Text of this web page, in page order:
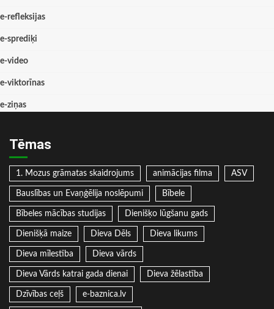
e-refleksijas
e-sprediķi
e-video
e-viktorīnas
e-ziņas
Tēmas
1. Mozus grāmatas skaidrojums animācijas filma ASV
Bauslības un Evaņģēlija noslēpumi Bībele
Bībeles mācības studijas Dienišķo lūgšanu gads
Dienišķā maize Dieva Dēls Dieva likums
Dieva mīlestība Dieva vārds
Dieva Vārds katrai gada dienai Dieva žēlastība
Dzīvības ceļš e-baznica.lv